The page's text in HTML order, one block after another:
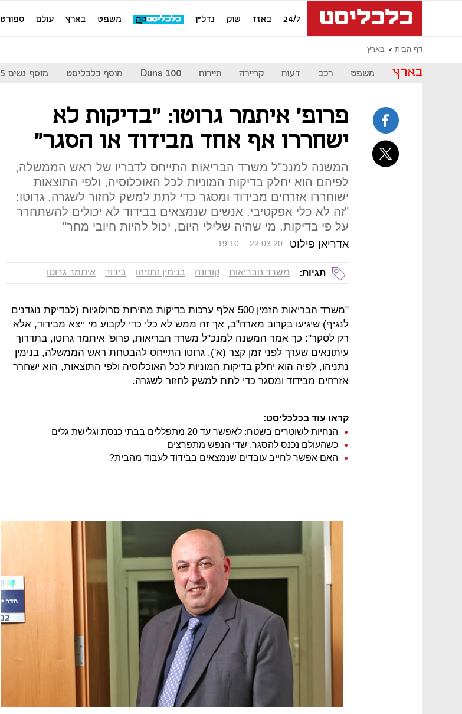
24/7 באזז שוק נדל"ן משפט בארץ עולם ספורט
דף הבית בארץ
בארץ משפט רכב דעות קריירה תיירות Duns 100 מוסף כלכליסט מוסף נשים 2025
פרופ' איתמר גרוטו: "בדיקות לא
ישחררו אף אחד מבידוד או הסגר"
המשנה למנכ"ל משרד הבריאות התייחס לדבריו של ראש הממשלה,
לפיהם הוא יחלק בדיקות המוניות לכל האוכלוסיה, ולפי התוצאות
ישוחררו אזרחים מבידוד ומסגר כדי לתת למשק לחזור לשגרה. גרוטו:
"זה לא כלי אפקטיבי. אנשים שנמצאים בבידוד לא יכולים להשתחרר
על פי בדיקות. מי שהיה שלילי היום, יכול להיות חיובי מחר"
אדריאן פילוט 19:10 22.03.20
תגיות: משרד הבריאות קורונה בנימין נתניהו בידוד איתמר גרוטו
"משרד הבריאות הזמין 500 אלף ערכות בדיקות מהירות סרולוגיות (לבדיקת נוגדנים
לנגיף) שיגיעו בקרוב מארה"ב, אך זה ממש לא כלי כדי לקבוע מי ייצא מבידוד, אלא
רק לסקר": כך אמר המשנה למנכ"ל משרד הבריאות, פרופ' איתמר גרוטו, בתדרוך
עיתונאים שערך לפני זמן קצר (א'). גרוטו התייחס להבטחת ראש הממשלה, בנימין
נתניהו, לפיה הוא יחלק בדיקות המוניות לכל האוכלוסיה ולפי התוצאות, הוא ישחרר
אזרחים מבידוד ומסגר כדי לתת למשק לחזור לשגרה.
קראו עוד בכלכליסט:
הנחיות לשוטרים בשטח: לאפשר עד 20 מתפללים בבתי כנסת וגלישת גלים
כשהעולם נכנס להסגר, שדי הנפש מתפרצים
האם אפשר לחייב עובדים שנמצאים בבידוד לעבוד מהבית?